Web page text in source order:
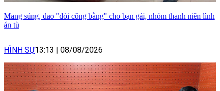
Mang súng, dao "đòi công bằng" cho bạn gái, nhóm thanh niên lĩnh
án tù
HÌNH SỰ13:13 | 08/08/2026